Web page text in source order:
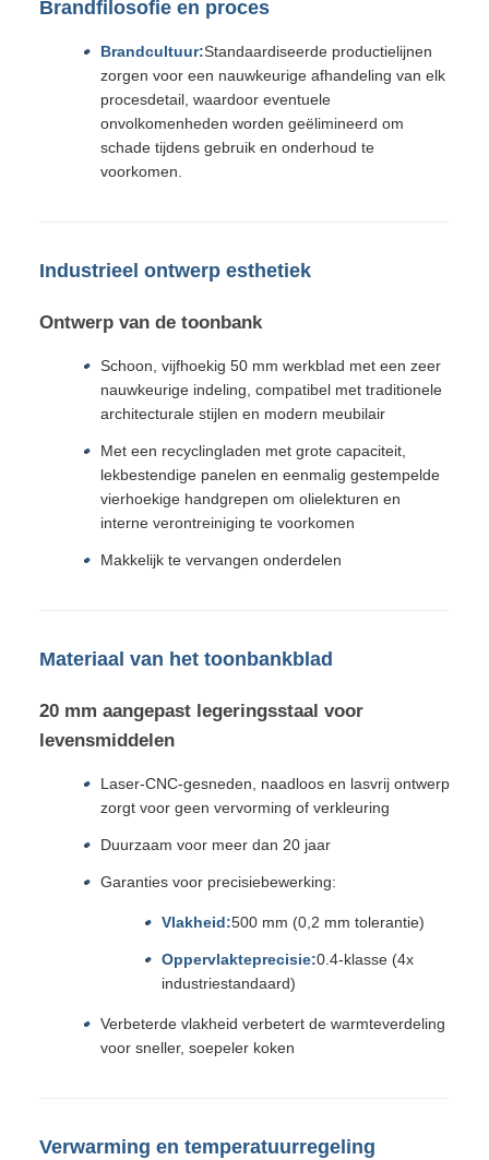
Brandfilosofie en proces
Brandcultuur:Standaardiseerde productielijnen
zorgen voor een nauwkeurige afhandeling van elk
procesdetail, waardoor eventuele
onvolkomenheden worden geëlimineerd om
schade tijdens gebruik en onderhoud te
voorkomen.
Industrieel ontwerp esthetiek
Ontwerp van de toonbank
Schoon, vijfhoekig 50 mm werkblad met een zeer
nauwkeurige indeling, compatibel met traditionele
architecturale stijlen en modern meubilair
Met een recyclingladen met grote capaciteit,
lekbestendige panelen en eenmalig gestempelde
vierhoekige handgrepen om olielekturen en
interne verontreiniging te voorkomen
Makkelijk te vervangen onderdelen
Materiaal van het toonbankblad
20 mm aangepast legeringsstaal voor
levensmiddelen
Laser-CNC-gesneden, naadloos en lasvrij ontwerp
zorgt voor geen vervorming of verkleuring
Duurzaam voor meer dan 20 jaar
Garanties voor precisiebewerking:
Vlakheid:500 mm (0,2 mm tolerantie)
Oppervlakteprecisie:0.4-klasse (4x
industriestandaard)
Verbeterde vlakheid verbetert de warmteverdeling
voor sneller, soepeler koken
Verwarming en temperatuurregeling